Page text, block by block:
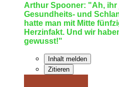
Arthur Spooner: "Ah,
Gesundheits- und
hatte man mit Mitte
Herzinfakt. Und wir
gewusst!"
Inhalt melden
Zitieren